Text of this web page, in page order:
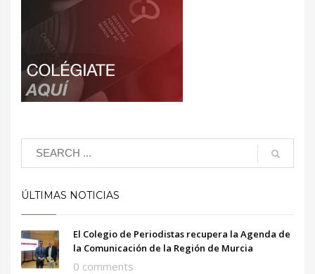
ÚLTIMAS NOTICIAS
El Colegio de Periodistas recupera la Agenda de
la Comunicación de la Región de Murcia
0 comments